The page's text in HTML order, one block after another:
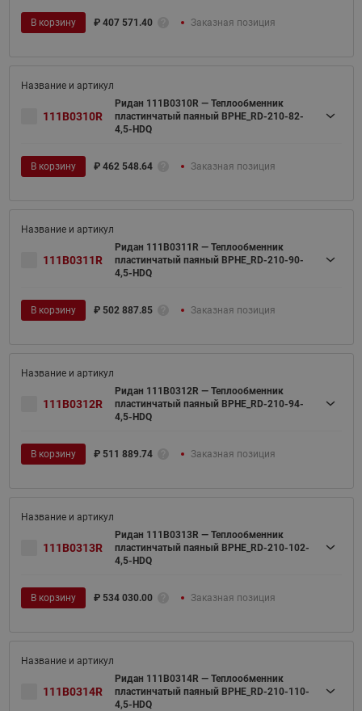
В корзину ₽ 407 571.40 Заказная позиция
111B0310R
Ридан 111B0310R — Теплообменник
пластинчатый паяный BPHE_RD-210-82-
4,5-HDQ
В корзину ₽ 462 548.64 Заказная позиция
111B0311R
Ридан 111B0311R — Теплообменник
пластинчатый паяный BPHE_RD-210-90-
4,5-HDQ
В корзину ₽ 502 887.85 Заказная позиция
111B0312R
Ридан 111B0312R — Теплообменник
пластинчатый паяный BPHE_RD-210-94-
4,5-HDQ
В корзину ₽ 511 889.74 Заказная позиция
111B0313R
Ридан 111B0313R — Теплообменник
пластинчатый паяный BPHE_RD-210-102-
4,5-HDQ
В корзину ₽ 534 030.00 Заказная позиция
111B0314R
Ридан 111B0314R — Теплообменник
пластинчатый паяный BPHE_RD-210-110-
4,5-HDQ